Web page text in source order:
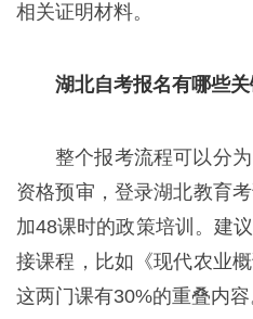
相关证明材料。
湖北自考报名有哪些关
整个报考流程可以分
资格预审，登录湖北教育
加48课时的政策培训。建
接课程，比如《现代农业
这两门课有30%的重叠内容